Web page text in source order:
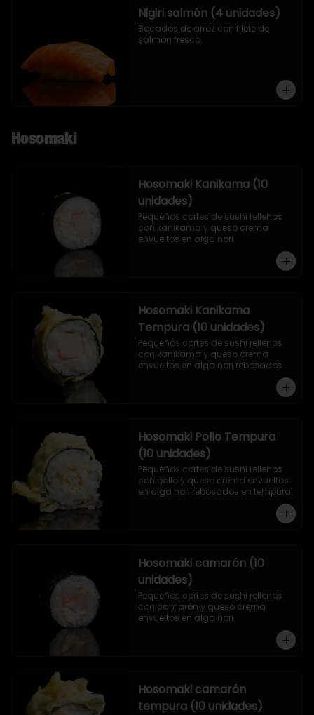
Nigiri salmón (4 unidades)
Bocados de arroz con filete de
salmón fresco.
Hosomaki
Hosomaki Kanikama (10
unidades)
Pequeños cortes de sushi rellenos
con kanikama y queso crema
envueltos en alga nori.
Hosomaki Kanikama
Tempura (10 unidades)
Pequeños cortes de sushi rellenos
con kanikama y queso crema
envueltos en alga nori rebosados
Hosomaki Pollo Tempura
(10 unidades)
Pequeños cortes de sushi rellenos
con pollo y queso crema envueltos
en alga nori rebosados en tempura.
Hosomaki camarón (10
unidades)
Pequeños cortes de sushi rellenos
con camarón y queso crema
envueltos en alga nori.
Hosomaki camarón
tempura (10 unidades)